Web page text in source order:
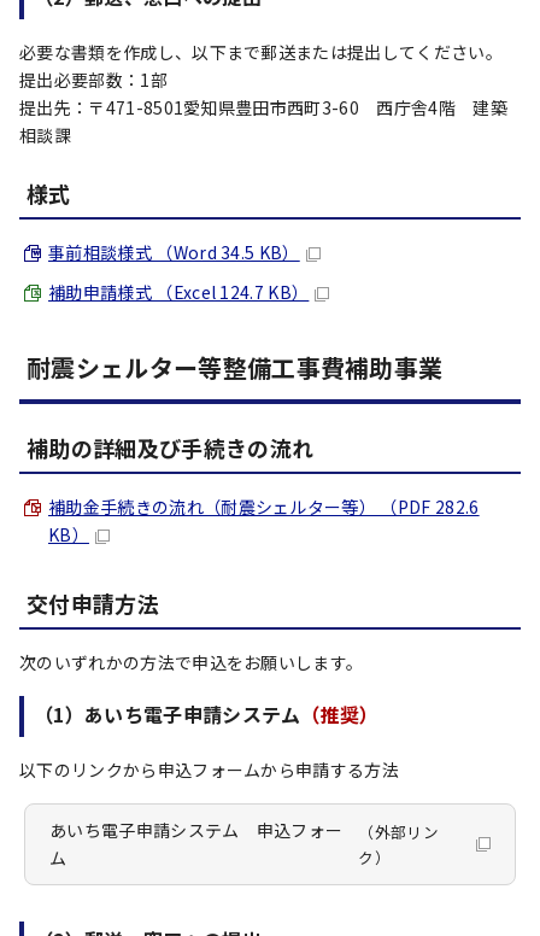
必要な書類を作成し、以下まで郵送または提出してください。
提出必要部数：1部
提出先：〒471-8501愛知県豊田市西町3-60 西庁舎4階 建築
相談課
様式
事前相談様式 （Word 34.5 KB）
補助申請様式 （Excel 124.7 KB）
耐震シェルター等整備工事費補助事業
補助の詳細及び手続きの流れ
補助金手続きの流れ（耐震シェルター等） （PDF 282.6
KB）
交付申請方法
次のいずれかの方法で申込をお願いします。
（1）あいち電子申請システム （推奨）
以下のリンクから申込フォームから申請する方法
あいち電子申請システム 申込フォー
ム
（外部リン
ク）